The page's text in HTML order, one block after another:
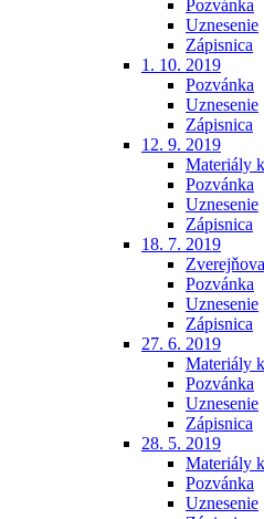
Pozvánka
Uznesenie
Zápisnica
1. 10. 2019
Pozvánka
Uznesenie
Zápisnica
12. 9. 2019
Materiály
Pozvánka
Uznesenie
Zápisnica
18. 7. 2019
Pozvánka
Uznesenie
Zápisnica
27. 6. 2019
Materiály
Pozvánka
Uznesenie
Zápisnica
28. 5. 2019
Materiály
Pozvánka
Uznesenie